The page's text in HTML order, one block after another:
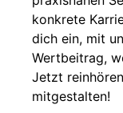
konkrete
dich ein, mit
Wertbeitrag,
Jetzt
mitgestalten!